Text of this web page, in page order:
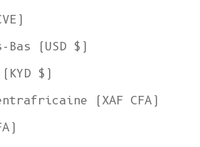
Bas (USD $)
$)
(XAF CFA)